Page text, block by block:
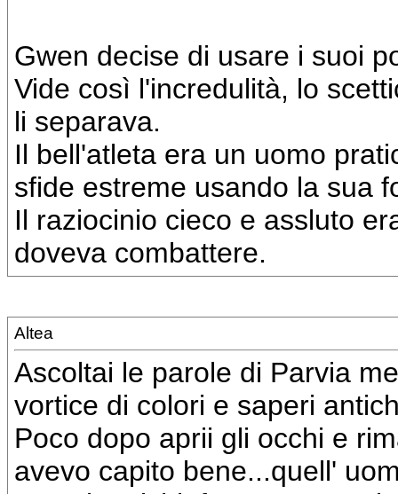
Gwen decise di usare i suoi
Vide così l'incredulità, lo
li separava.
Il bell'atleta era un uomo
sfide estreme usando la sua
Il raziocinio cieco e assluto
doveva combattere.
Altea
Ascoltai le parole di Parvia
vortice di colori e saperi
Poco dopo aprii gli occhi e
avevo capito bene...quell'